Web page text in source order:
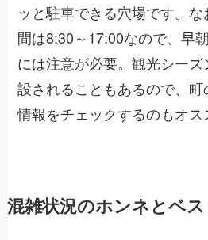
ッと駐車できる穴場です。
間は8:30～17:00なので、早
には注意が必要。観光シー
設されることもあるので、
情報をチェックするのもオス
混雑状況のホンネとベ